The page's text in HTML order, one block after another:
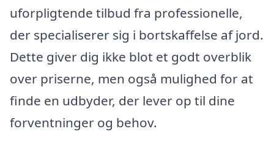
uforpligtende tilbud fra professionelle,
der specialiserer sig i bortskaffelse af jord.
Dette giver dig ikke blot et godt overblik
over priserne, men også mulighed for at
finde en udbyder, der lever op til dine
forventninger og behov.